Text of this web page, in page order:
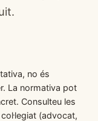
no és
La normativa pot
Consulteu les
(advocat,